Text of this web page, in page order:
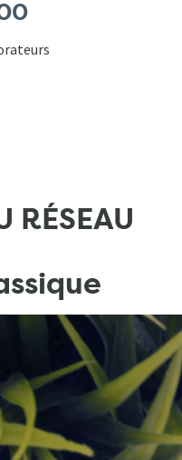
RÉSEAU